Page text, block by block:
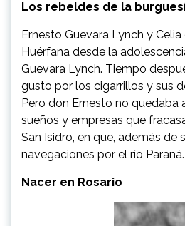
Los rebeldes de la
Ernesto Guevara Lynch y
Huérfana desde la
Guevara Lynch. Tiempo
gusto por los cigarrillos y sus
Pero don Ernesto no
sueños y empresas que
San Isidro, en que, además
navegaciones por el río Paraná.
Nacer en Rosario